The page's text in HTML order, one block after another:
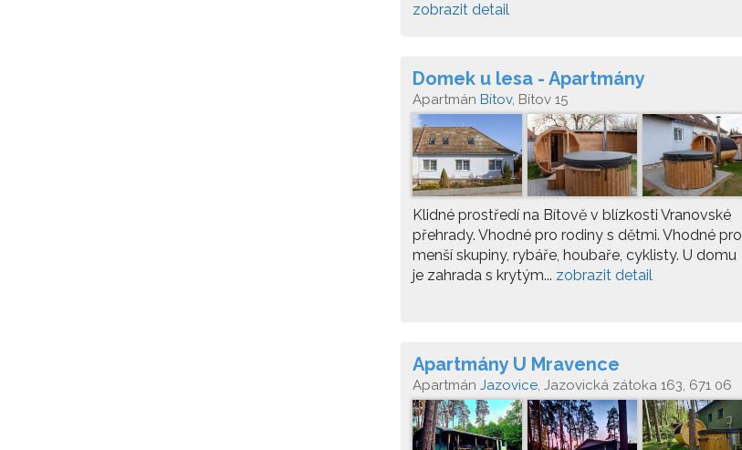
zobrazit detail
Domek u lesa - Apartmány
Apartmán Bítov, Bítov 15
Klidné prostředí na Bítově v blízkosti Vranovské
přehrady. Vhodné pro rodiny s dětmi. Vhodné pro
menší skupiny, rybáře, houbaře, cyklisty. U domu
je zahrada s krytým... zobrazit detail
Apartmány U Mravence
Apartmán Jazovice, Jazovická zátoka 163, 671 06
Starý Petřín